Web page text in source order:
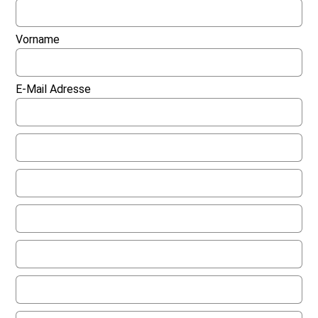
Vorname
E-Mail Adresse